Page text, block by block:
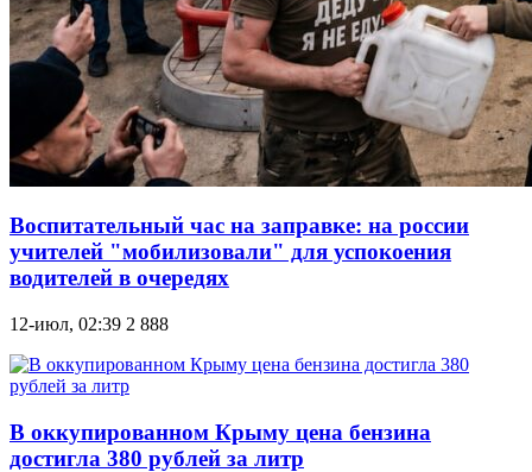
Воспитательный час на заправке: на россии
учителей "мобилизовали" для успокоения
водителей в очередях
12-июл, 02:39 2 888
В оккупированном Крыму цена бензина
достигла 380 рублей за литр